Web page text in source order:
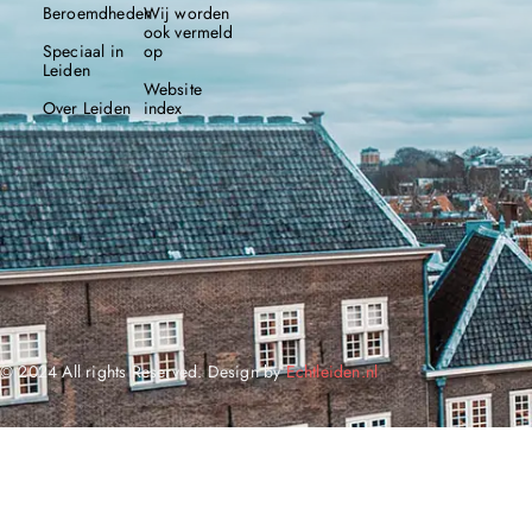
Beroemdheden
Speciaal in
Leiden
Over Leiden
Wij worden
ook vermeld
op
Website
index
© 2024 All rights Reserved. Design byEchtleiden.nl